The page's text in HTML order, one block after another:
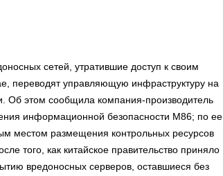
сетей, утратившие доступ к своим
переводят управляющую инфраструктуру на
Об этом сообщила компания-производитель
информационной безопасности M86; по ее
местом размещения контрольных ресурсов
того, как китайское правительство приняло
вредоносных серверов, оставшиеся без